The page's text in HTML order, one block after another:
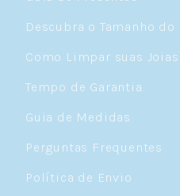
Descubra o Tamanho do
Como Limpar suas Joias
Tempo de Garantia
Guia de Medidas
Perguntas Frequentes
Política de Envio